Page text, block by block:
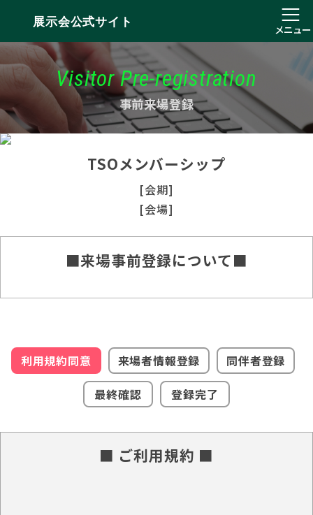
展示会公式サイト
メニュー
Visitor Pre-registration
事前来場登録
TSOメンバーシップ
[会期]
[会場]
■来場事前登録について■
利用規約同意 来場者情報登録
同伴者登録
最終確認
登録完了
■ ご利用規約 ■